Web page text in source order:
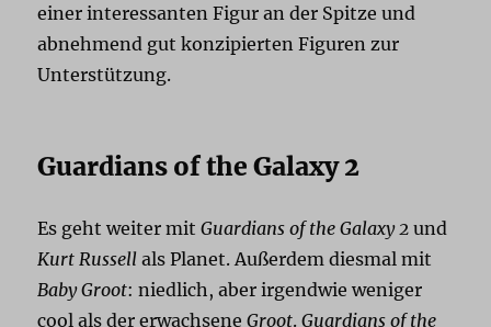
einer interessanten Figur an der Spitze und
abnehmend gut konzipierten Figuren zur
Unterstützung.
Guardians of the Galaxy 2
Es geht weiter mitGuardians of the Galaxy 2 und
Kurt Russell als Planet. Außerdem diesmal mit
Baby Groot: niedlich, aber irgendwie weniger
cool als der erwachseneGroot.Guardians of the